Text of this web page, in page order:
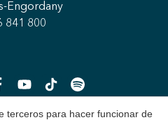
Engordany
841 800
terceros para hacer funcionar de